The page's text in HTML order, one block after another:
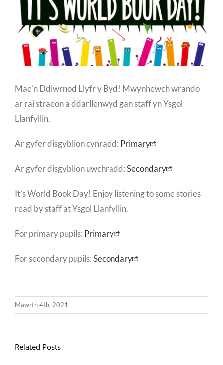
Mae’n Ddiwrnod Llyfr y Byd! Mwynhewch wrando
ar rai straeon a ddarllenwyd gan staff yn Ysgol
Llanfyllin.
Ar gyfer disgyblion cynradd: Primary
Ar gyfer disgyblion uwchradd:Secondary
It’s World Book Day! Enjoy listening to some stories
read by staff at Ysgol Llanfyllin.
For primary pupils: Primary
For secondary pupils:Secondary
Mawrth 4th, 2021
Related Posts